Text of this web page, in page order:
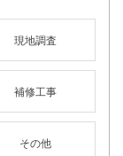
現地調査
補修工事
その他